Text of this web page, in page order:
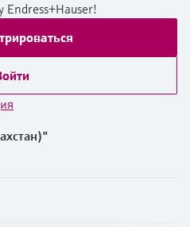
Endress+Hauser!